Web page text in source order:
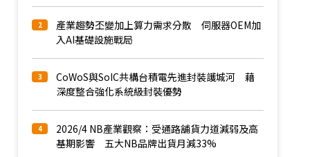
2
產業趨勢丕變加上算力需求分散 伺服器OEM加
入AI基礎設施戰局
3
CoWoS與SoIC共構台積電先進封裝護城河 藉
深度整合強化系統級封裝優勢
4
2026/4 NB產業觀察：受通路舖貨力道減弱及高
基期影響 五大NB品牌出貨月減33%